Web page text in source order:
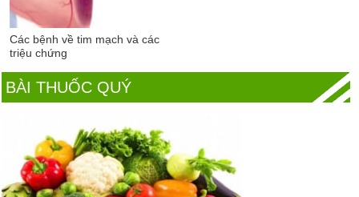
Các bệnh về tim mạch và các
triệu chứng
BÀI THUỐC QUÝ